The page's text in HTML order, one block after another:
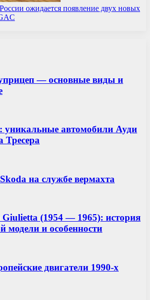
ожидается появление двух новых
— основные виды и
уникальные автомобили Ауди
Тресера
на службе вермахта
Giulietta (1954 — 1965): история
модели и особенности
двигатели 1990-х